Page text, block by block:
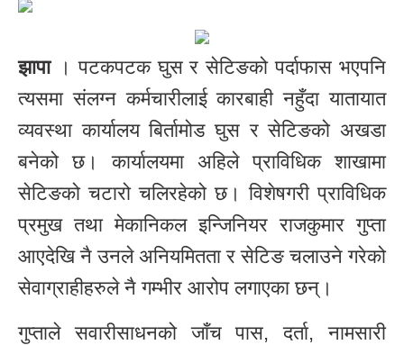
झापा। पटकपटक घुस र सेटिङको पर्दाफास भएपनि
त्यसमा संलग्न कर्मचारीलाई कारबाही नहुँदा यातायात
व्यवस्था कार्यालय बिर्तामोड घुस र सेटिङको अखडा
बनेको छ। कार्यालयमा अहिले प्राविधिक शाखामा
सेटिङको चटारो चलिरहेको छ। विशेषगरी प्राविधिक
प्रमुख तथा मेकानिकल इन्जिनियर राजकुमार गुप्ता
आएदेखि नै उनले अनियमितता र सेटिङ चलाउने गरेको
सेवाग्राहीहरुले नै गम्भीर आरोप लगाएका छन्।
गुप्ताले सवारीसाधनको जाँच पास, दर्ता, नामसारी